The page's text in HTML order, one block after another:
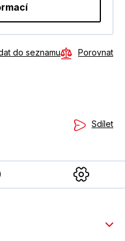
do seznamu Porovnat
Sdílet